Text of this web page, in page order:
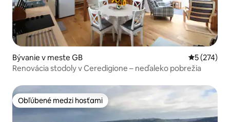
Bývanie v meste GB Priemerné
5 (274)
Renovácia stodoly v Ceredigione – neďaleko pobrežia
Obľúbené medzi hosťami
Obľúbené medzi hosťami